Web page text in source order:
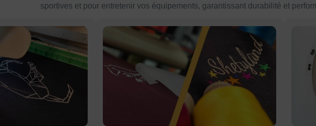
sportives et pour entretenir vos équipements, garantissant durabilité et